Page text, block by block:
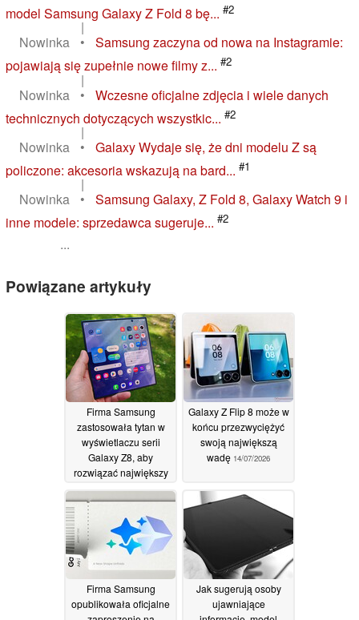
model Samsung Galaxy Z Fold 8 bę... #2
|
Nowinka
•
Samsung zaczyna od nowa na Instagramie:
pojawiają się zupełnie nowe filmy z... #2
|
Nowinka
•
Wczesne oficjalne zdjęcia i wiele danych
technicznych dotyczących wszystkic... #2
|
Nowinka
•
Galaxy Wydaje się, że dni modelu Z są
policzone: akcesoria wskazują na bard... #1
|
Nowinka
•
Samsung Galaxy, Z Fold 8, Galaxy Watch 9 i
inne modele: sprzedawca sugeruje... #2
...
Powiązane artykuły
Firma Samsung
zastosowała tytan w
wyświetlaczu serii
Galaxy Z8, aby
rozwiązać największy
składanych:
zagniecenie15/07/2026
Galaxy Z Flip 8 może w
końcu przezwyciężyć
swoją największą
wadę 14/07/2026
Firma Samsung
opublikowała oficjalne
Jak sugerują osoby
ujawniające